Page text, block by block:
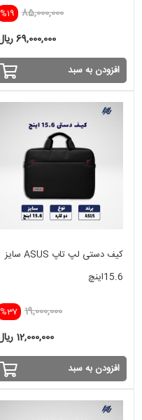
%19 85,000,000
69,000,000 ریال
افزودن به سبد
کیف دستی لپ تاپ ASUS سایز
15.6اینچ
%37 19,000,000
12,000,000 ریال
افزودن به سبد